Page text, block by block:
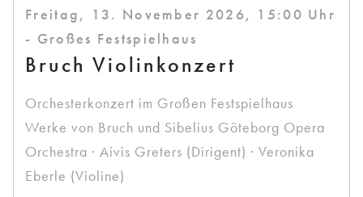
Freitag, 13. November 2026, 15:00 Uhr
- Großes Festspielhaus
Bruch Violinkonzert
Orchesterkonzert im Großen Festspielhaus
Werke von Bruch und Sibelius Göteborg Opera
Orchestra · Aivis Greters (Dirigent) · Veronika
Eberle (Violine)